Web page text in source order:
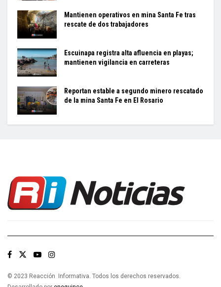
Mantienen operativos en mina Santa Fe tras
rescate de dos trabajadores
Escuinapa registra alta afluencia en playas;
mantienen vigilancia en carreteras
Reportan estable a segundo minero rescatado
de la mina Santa Fe en El Rosario
© 2023 Reacción Informativa. Todos los derechos reservados.